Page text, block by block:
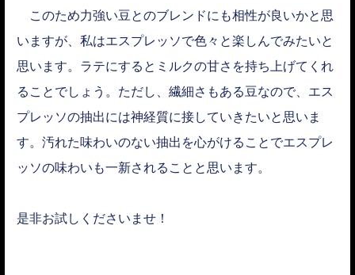
このため力強い豆とのブレンドにも相性が良いかと思
いますが、私はエスプレッソで色々と楽しんでみたいと
思います。ラテにするとミルクの甘さを持ち上げてくれ
ることでしょう。ただし、繊細さもある豆なので、エス
プレッソの抽出には神経質に接していきたいと思いま
す。汚れた味わいのない抽出を心がけることでエスプレ
ッソの味わいも一新されることと思います。
是非お試しくださいませ！